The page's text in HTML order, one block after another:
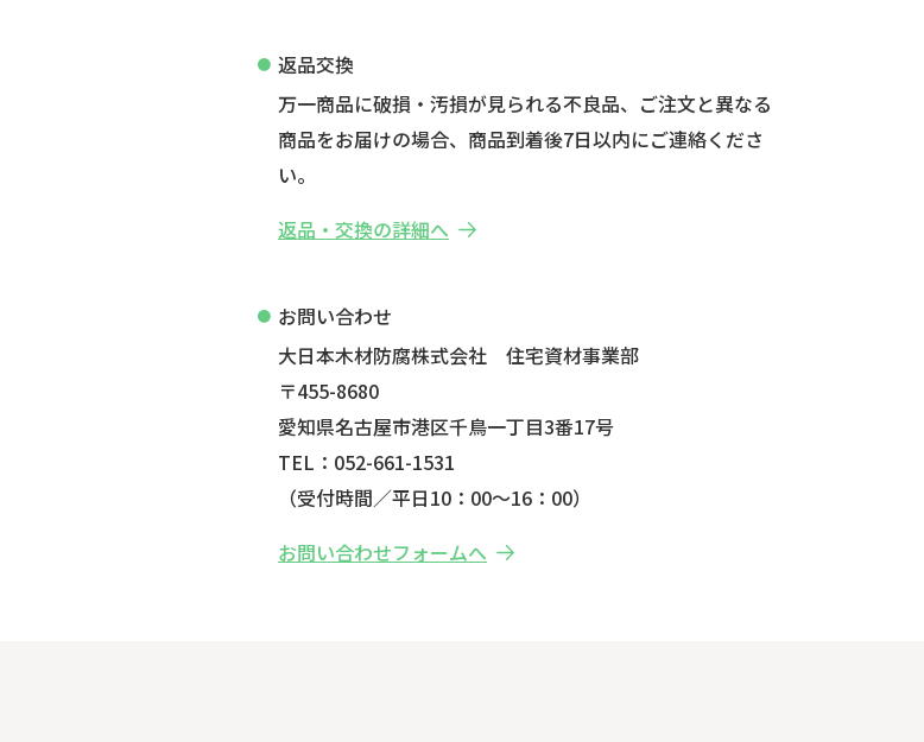
返品交換
万一商品に破損・汚損が見られる不良品、ご注文と異なる
商品をお届けの場合、商品到着後7日以内にご連絡くださ
い。
返品・交換の詳細へ
お問い合わせ
大日本木材防腐株式会社 住宅資材事業部
〒455-8680
愛知県名古屋市港区千鳥一丁目3番17号
TEL：052-661-1531
（受付時間／平日10：00～16：00）
お問い合わせフォームへ